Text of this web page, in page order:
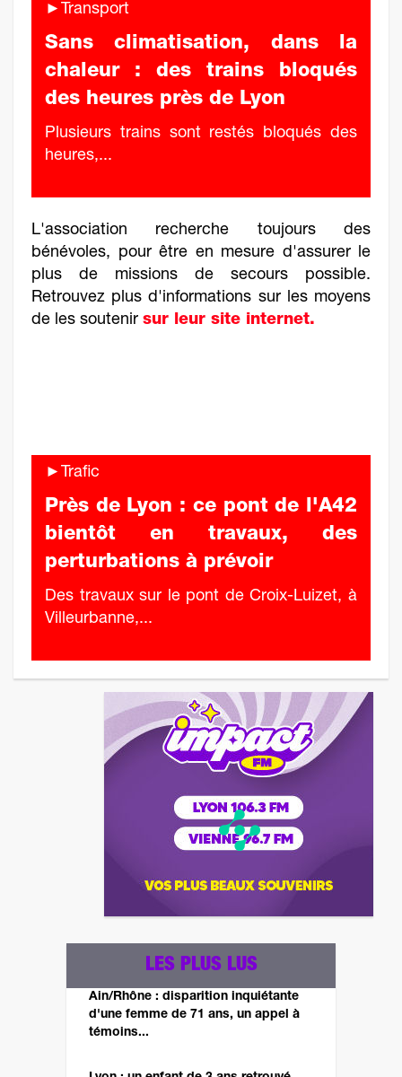
►Transport
Sans climatisation, dans la
chaleur : des trains bloqués
des heures près de Lyon
Plusieurs trains sont restés bloqués des
heures,...
L'association recherche toujours des
bénévoles, pour être en mesure d'assurer le
plus de missions de secours possible.
Retrouvez plus d'informations sur les moyens
de les soutenir sur leur site internet.
►Trafic
Près de Lyon : ce pont de l'A42
bientôt en travaux, des
perturbations à prévoir
Des travaux sur le pont de Croix-Luizet, à
Villeurbanne,...
LES PLUS LUS
Ain/Rhône : disparition inquiétante
d'une femme de 71 ans, un appel à
témoins...